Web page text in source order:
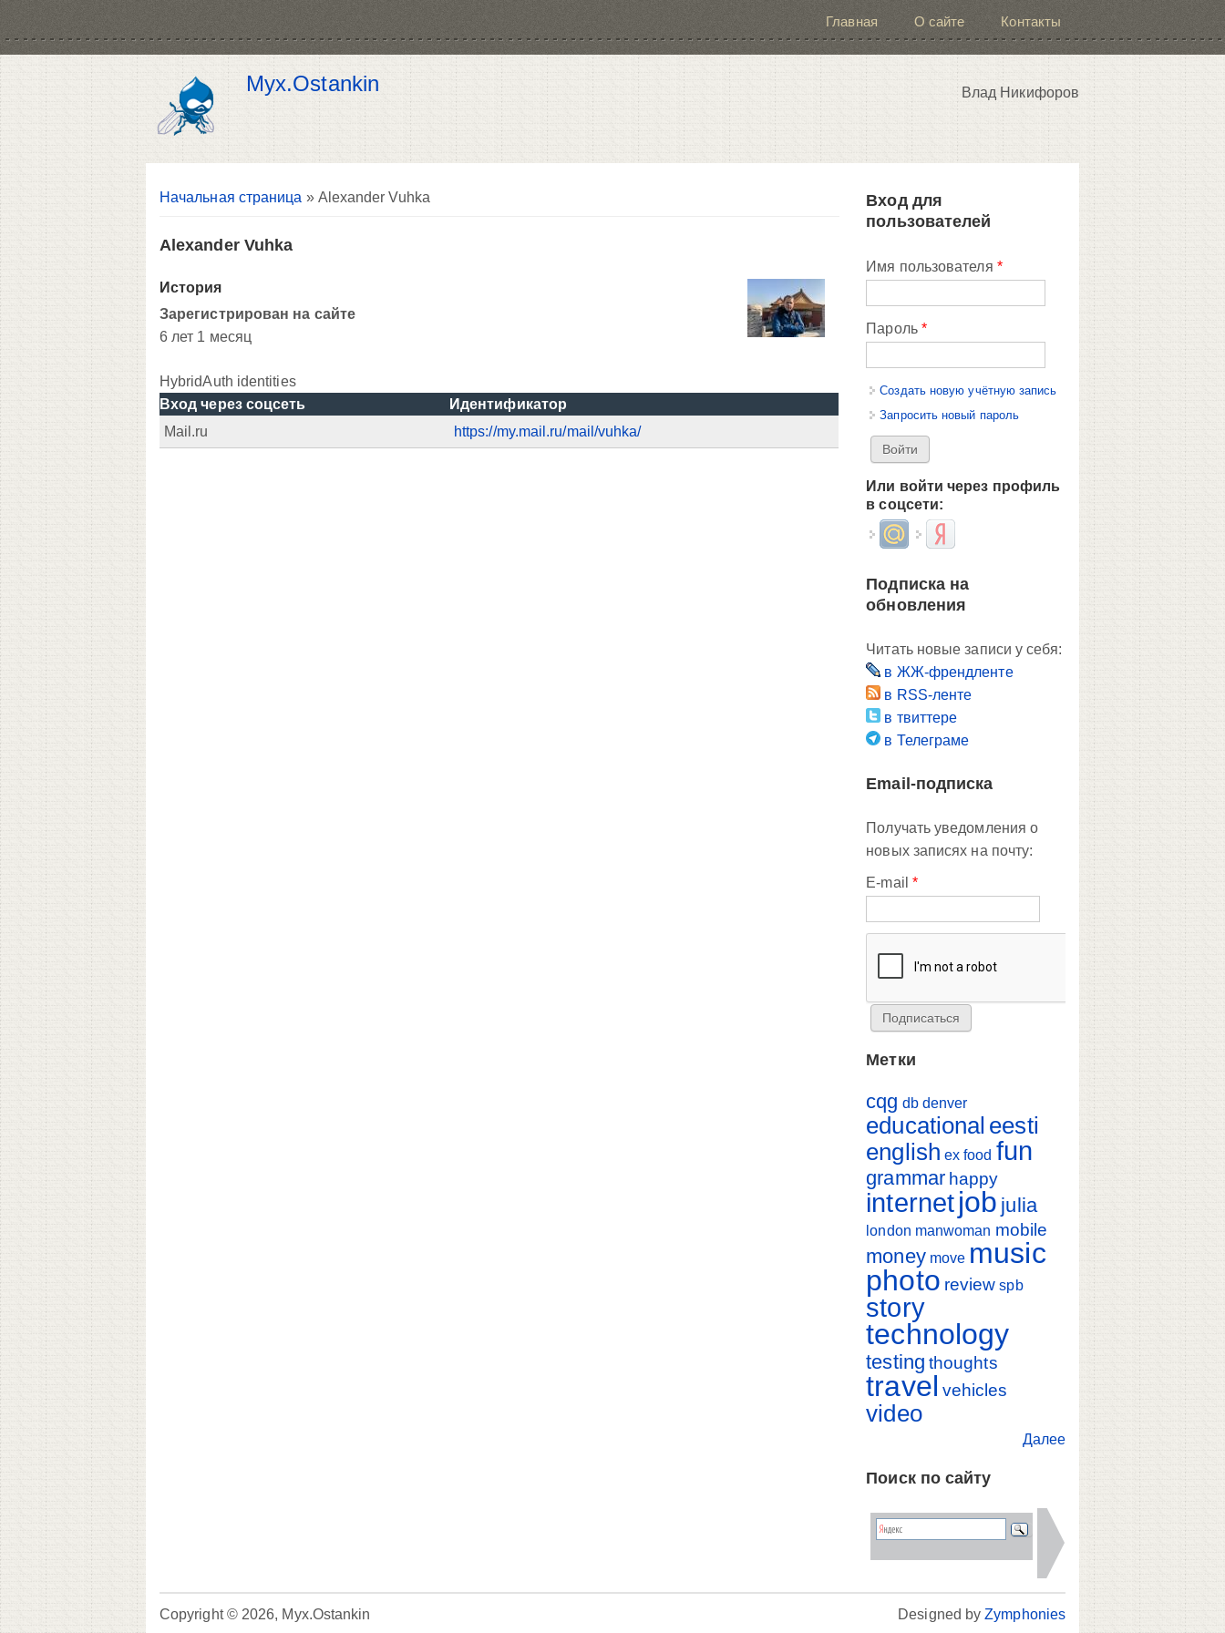
Главная О сайте Контакты
Myx.Ostankin Влад Никифоров
Вы здесь
Начальная страница » Alexander Vuhka
Alexander Vuhka
История
Зарегистрирован на сайте
6 лет 1 месяц
HybridAuth identities
Вход через соцсеть
Идентификатор
Mail.ru
https://my.mail.ru/mail/vuhka/
Вход для
пользователей
Имя пользователя *
Пароль *
Создать новую учётную запись
Запросить новый пароль
Или войти через профиль
в соцсети:
Login with Mail.ruLogin with Яндекс
Подписка на
обновления
Читать новые записи у себя:
в ЖЖ-френдленте
в RSS-ленте
в твиттере
в Телеграме
Email-подписка
Получать уведомления о
новых записях на почту:
E-mail *
Метки
cqg db denver
educational eesti
english ex food fun
grammar happy
internetjob julia
london manwoman mobile
money move music
photo review spb
story
technology
testing thoughts
travel vehicles
video
Далее
Поиск по сайту
Copyright © 2026, Myx.Ostankin Designed byZymphonies